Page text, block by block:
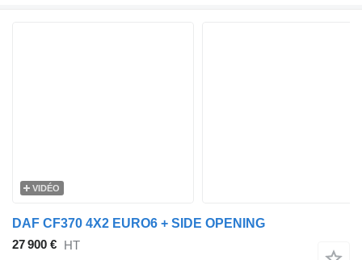
VIDÉO
DAF CF370 4X2 EURO6 + SIDE OPENING
27 900 € HT